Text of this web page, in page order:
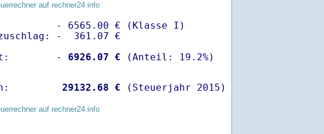
auf rechner24.info
- 6565.00 € (Klasse I)
-  361.07 €
-
6926.07 €
29132.68 € (Steuerjahr 2015)
auf rechner24.info